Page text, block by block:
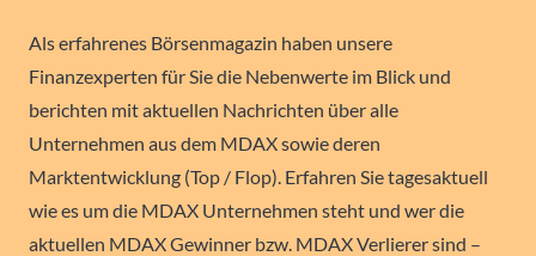
Als erfahrenes Börsenmagazin haben unsere
Finanzexperten für Sie die Nebenwerte im Blick und
berichten mit aktuellen Nachrichten über alle
Unternehmen aus dem MDAX sowie deren
Marktentwicklung (Top / Flop). Erfahren Sie tagesaktuell
wie es um die MDAX Unternehmen steht und wer die
aktuellen MDAX Gewinner bzw. MDAX Verlierer sind –